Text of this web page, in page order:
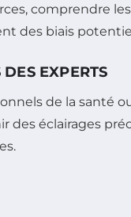
comprendre
des biais
EXPERTS
de la santé
des éclairages